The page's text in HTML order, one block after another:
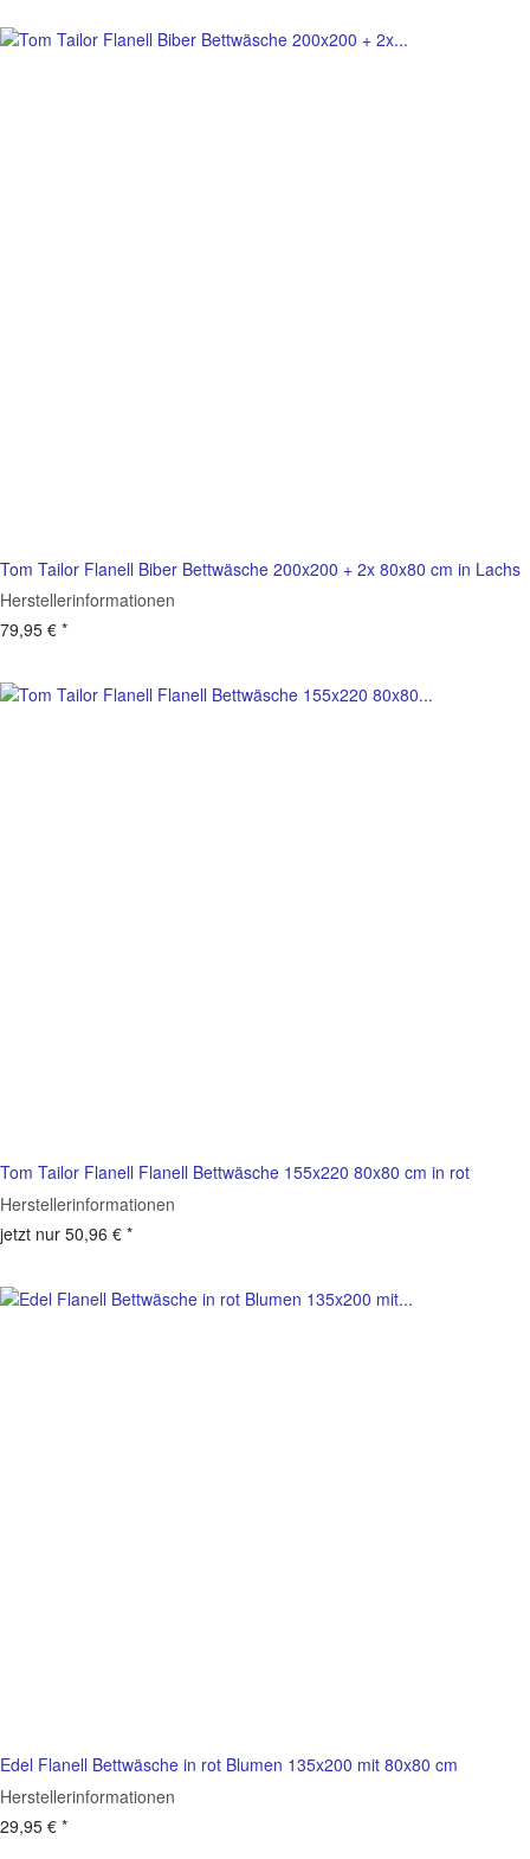
Tom Tailor Flanell Biber Bettwäsche 200x200 + 2x 80x80 cm in Lachs
Herstellerinformationen
79,95 € *
Tom Tailor Flanell Flanell Bettwäsche 155x220 80x80 cm in rot
Herstellerinformationen
jetzt nur 50,96 € *
Edel Flanell Bettwäsche in rot Blumen 135x200 mit 80x80 cm
Herstellerinformationen
29,95 € *